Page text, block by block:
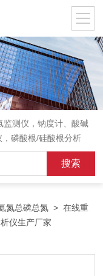
监测仪，钠度计、酸碱
磷酸根/硅酸根分析
氮总磷总氮 >在线重
仪生产厂家